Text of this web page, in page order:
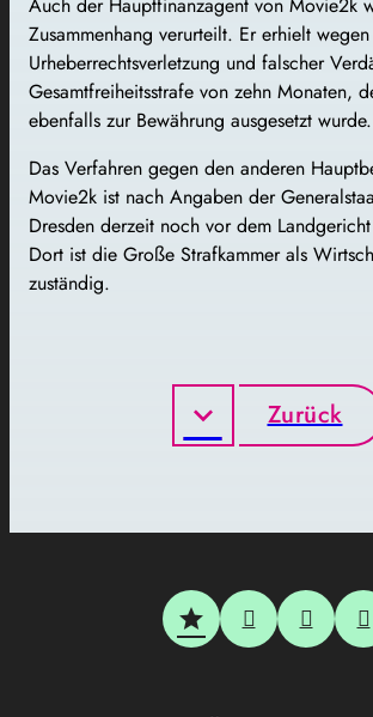
Auch der Hauptfinanzagent von Movie2k
Zusammenhang verurteilt. Er erhielt wegen
Urheberrechtsverletzung und falscher
Gesamtfreiheitsstrafe von zehn Monaten,
ebenfalls zur Bewährung ausgesetzt wurde.
Das Verfahren gegen den anderen
Movie2k ist nach Angaben der
Dresden derzeit noch vor dem
Dort ist die Große Strafkammer als
zuständig.
Zurück